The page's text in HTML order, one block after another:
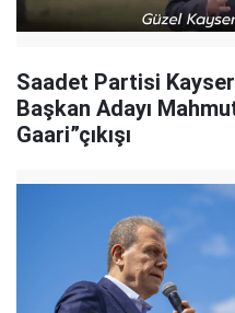
Saadet Partisi
Başkan Adayı
Gaari”çıkışı